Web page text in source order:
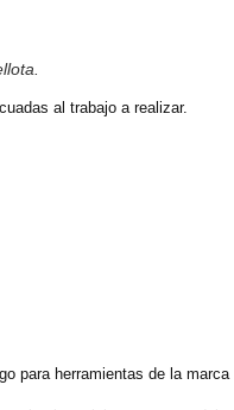
al trabajo a realizar.
para herramientas de la